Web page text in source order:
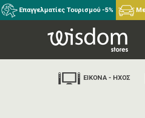
Επαγγελματίες Τουρισμού -5%
ΕΙΚΟΝΑ - ΗΧΟΣ